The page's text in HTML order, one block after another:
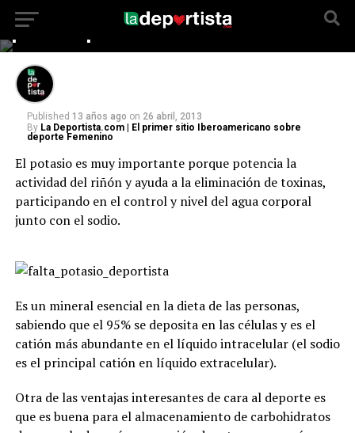
La importancia del potasio
para el deporte
Published 13 años ago on 26 abril, 2013
By La Deportista.com | El primer sitio Iberoamericano sobre
deporte Femenino
El potasio es muy importante porque potencia la
actividad del riñón y ayuda a la eliminación de toxinas,
participando en el control y nivel del agua corporal
junto con el sodio.
Es un mineral esencial en la dieta de las personas,
sabiendo que el 95% se deposita en las células y es el
catión más abundante en el líquido intracelular (el sodio
es el principal catión en líquido extracelular).
Otra de las ventajas interesantes de cara al deporte es
que es buena para el almacenamiento de carbohidratos